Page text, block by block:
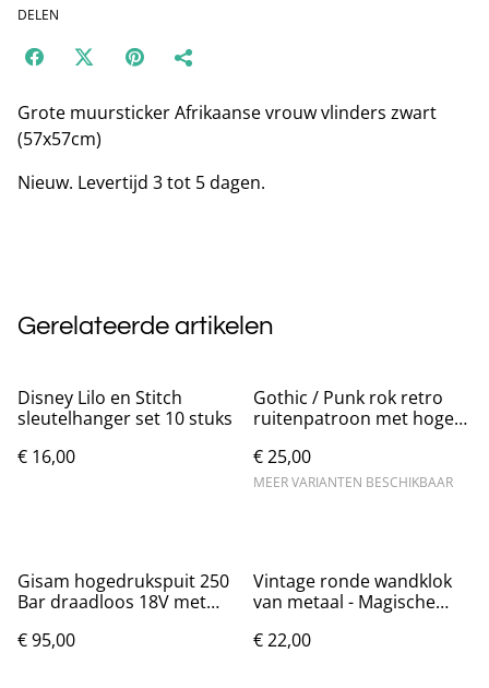
DELEN
Grote muursticker Afrikaanse vrouw vlinders zwart
(57x57cm)
Nieuw. Levertijd 3 tot 5 dagen.
Gerelateerde artikelen
Disney Lilo en Stitch
sleutelhanger set 10 stuks
€ 16,00
Gothic / Punk rok retro
ruitenpatroon met hoge
€ 25,00
MEER VARIANTEN BESCHIKBAAR
Gisam hogedrukspuit 250
Bar draadloos 18V met
€ 95,00
Vintage ronde wandklok
van metaal - Magische
€ 22,00